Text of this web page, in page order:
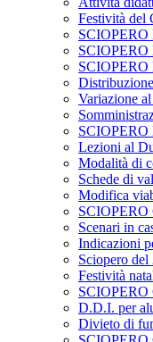
Festività del
SCIOPERO
Variazione
SCIOPERO
Lezioni al
Modalità di
Schede di
Modifica
SCIOPERO
Scenari in
Indicazioni
Sciopero del
Festività
D.D.I. per
Divieto di